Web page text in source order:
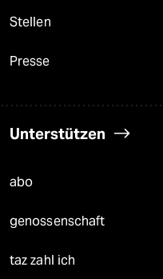
Stellen
Presse
Unterstützen
abo
genossenschaft
taz zahl ich